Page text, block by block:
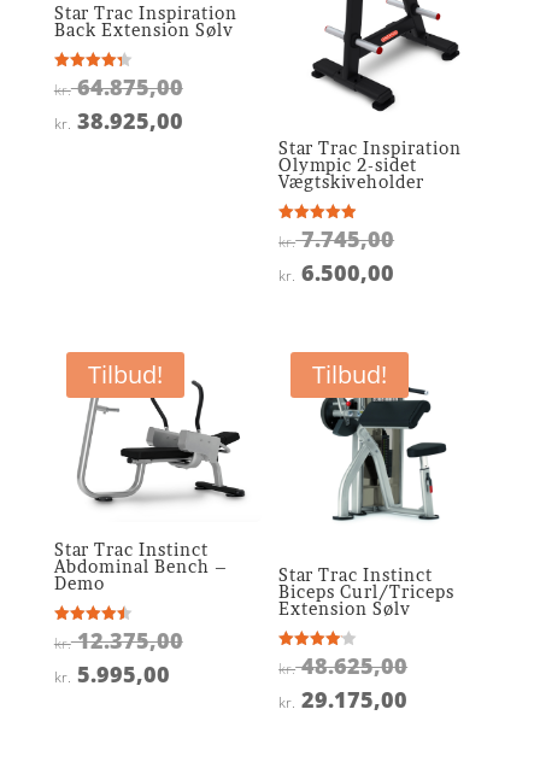
Star Trac Inspiration
Back Extension Sølv
Vurderet
4.3
kr.64.875,00Den
oprindelige
kr. 64.875,00.
kr. 38.925,00Den
kr. 38.925,00.
Star Trac Inspiration
Olympic 2-sidet
Vægtskiveholder
Vurderet
4.9
kr.7.745,00Den
kr. 7.745,00.
kr. 6.500,00
kr. 6.500,00.
Tilbud!
Star Trac Instinct
Abdominal Bench –
Demo
Vurderet
4.5
kr.12.375,00Den
oprindelige
kr. 5.995,00Den
Tilbud!
Star Trac Instinct
Biceps Curl/Triceps
Extension Sølv
Vurderet
4.1
kr.48.625,00Den
kr. 29.175,00